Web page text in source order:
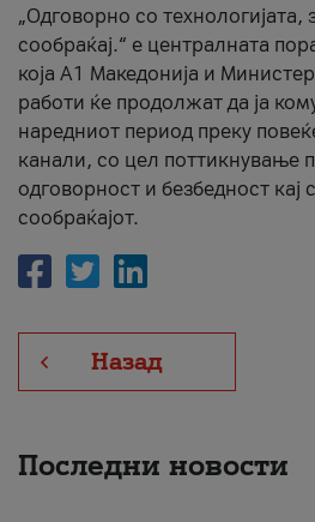
„Одговорно со технологијата,
сообраќај.“ е централната
која A1 Македонија и
работи ќе продолжат да ја
наредниот период преку
канали, со цел поттикнување
одговорност и безбедност кај
сообраќајот.
Назад
Последни новости